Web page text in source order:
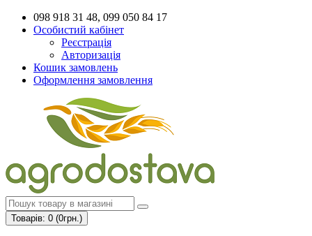
098 918 31 48, 099 050 84 17
Особистий кабінет
Реєстрація
Авторизація
Кошик замовлень
Оформлення замовлення
Товарів: 0 (0грн.)